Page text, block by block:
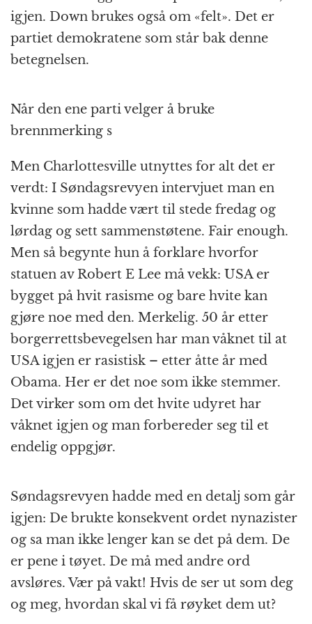
igjen. Down brukes også om «felt». Det er
partiet demokratene som står bak denne
betegnelsen.
Når den ene parti velger å bruke
brennmerking s
Men Charlottesville utnyttes for alt det er
verdt: I Søndagsrevyen intervjuet man en
kvinne som hadde vært til stede fredag og
lørdag og sett sammenstøtene. Fair enough.
Men så begynte hun å forklare hvorfor
statuen av Robert E Lee må vekk: USA er
bygget på hvit rasisme og bare hvite kan
gjøre noe med den. Merkelig. 50 år etter
borgerrettsbevegelsen har man våknet til at
USA igjen er rasistisk – etter åtte år med
Obama. Her er det noe som ikke stemmer.
Det virker som om det hvite udyret har
våknet igjen og man forbereder seg til et
endelig oppgjør.
Søndagsrevyen hadde med en detalj som går
igjen: De brukte konsekvent ordet nynazister
og sa man ikke lenger kan se det på dem. De
er pene i tøyet. De må med andre ord
avsløres. Vær på vakt! Hvis de ser ut som deg
og meg, hvordan skal vi få røyket dem ut?